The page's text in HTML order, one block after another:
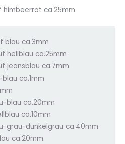
himbeerrot ca.25mm
blau ca.3mm
hellblau ca.25mm
jeansblau ca.7mm
ca.1mm
blau ca.20mm
ca.10mm
grau-dunkelgrau ca.40mm
ca.20mm